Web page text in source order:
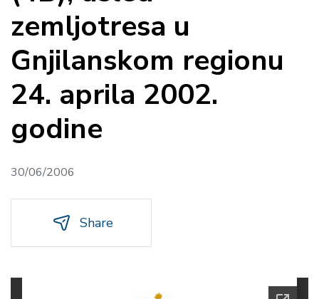
zemljotresa u
Gnjilanskom regionu
24. aprila 2002.
godine
30/06/2006
Share